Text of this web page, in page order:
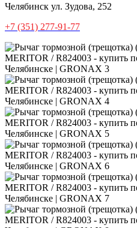
Челябинск ул. Зудова, 252
+7 (351) 277-91-77